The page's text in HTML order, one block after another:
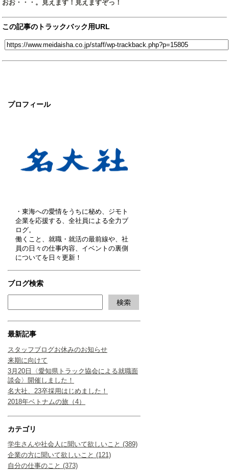
プロフィール
・東海への愛情をうちに秘め、ジモト
企業を応援する、全社員による全力ブ
ログ。
働くこと、就職・就活の最前線や、社
員の日々の仕事内容、イベントの裏側
についてを日々更新！
ブログ検索
最新記事
スタッフブログお休みのお知らせ
来期に向けて
3月20日〈愛知県トラック協会による就職面
談会〉開催しました！
名大社、23卒採用はじめました！
2018年ベトナムの旅（4）
カテゴリ
学生さんや社会人に聞いて欲しいこと (389)
企業の方に聞いて欲しいこと (121)
自分の仕事のこと (373)
おお・・・。見えます！見えますぞっ！
この記事のトラックバック用URL